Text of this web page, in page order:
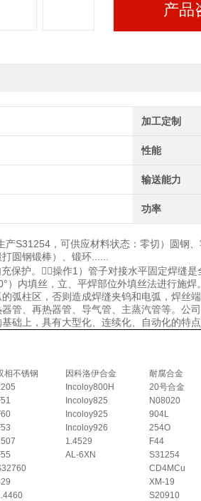
产品
加工定制
性能
输送能力
功率
S31254，可供应材料状态：零切）圆钢
圆钢锻棒）、锻环......
护。操作1）管子对接水平固定焊缝是
）内填丝，立、平焊部位外填丝法进行施
的弧柱区，否则造成焊缝夹钨和电弧，焊
管、再热器管、导气管、主蒸汽管等。公
础上，具有大型化、连续化、自动化的特点
相不锈钢 因科洛伊合金 耐腐合金
Incoloy800H 20号合金
Incoloy825 N08020
Incoloy925 904L
Incoloy926 254O
1.4529 F44
AL-6XN S31254
CD4MCu
XM-19
S20910